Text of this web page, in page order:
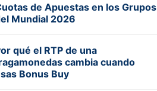
de Apuestas en los Grupos
Mundial 2026
qué el RTP de una
cambia cuando
Bonus Buy